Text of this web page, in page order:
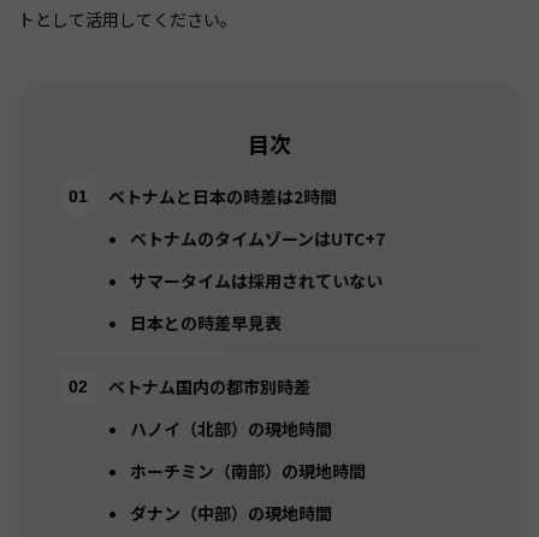
トとして活用してください。
目次
ベトナムと日本の時差は2時間
ベトナムのタイムゾーンはUTC+7
サマータイムは採用されていない
日本との時差早見表
ベトナム国内の都市別時差
ハノイ（北部）の現地時間
ホーチミン（南部）の現地時間
ダナン（中部）の現地時間